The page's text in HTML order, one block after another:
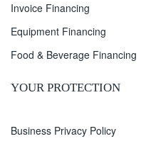
Invoice Financing
Equipment Financing
Food & Beverage Financing
YOUR PROTECTION
Business Privacy Policy